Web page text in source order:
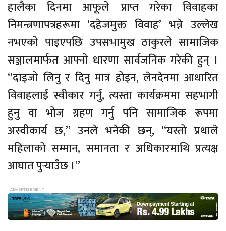
हालैका दिनमा आफूले प्राप्त गरेका विवाहका
निमन्त्रणापत्रहरूमा ‘दहेजमुक्त विवाह’ भन्ने उल्लेख
नभएको पाइएपछि उपसभामुख ठाकुरले सामाजिक
सञ्जालमार्फत आफ्नो धारणा सार्वजनिक गरेकी हुन् ।
“दाइजो लिनु र दिनु मात्र होइन, लेनदेनमा आधारित
विवाहलाई स्वीकार गर्नु, त्यस्ता कार्यक्रममा सहभागी
हुनु वा भोज ग्रहण गर्नु पनि सामाजिक रूपमा
अस्वीकार्य छ,” उनले भनेकी छन्, “यस्तो प्रथाले
महिलाको सम्मान, समानता र अधिकारमाथि प्रत्यक्ष
आघात पुर्‍याउँछ ।”